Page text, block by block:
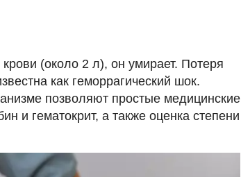
(около 2 л), он умирает. Потеря
как геморрагический шок.
позволяют простые медицинские
и гематокрит, а также оценка степени